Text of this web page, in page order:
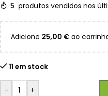
5 produtos vendidos nos
Adicione 25,00 € ao
11 em stock
- +